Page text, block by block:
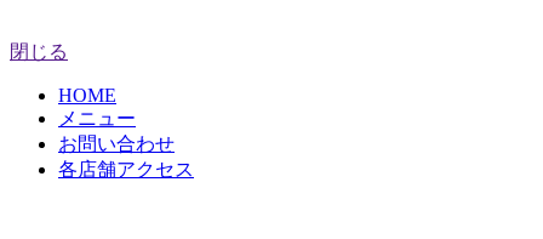
閉じる
HOME
メニュー
お問い合わせ
各店舗アクセス